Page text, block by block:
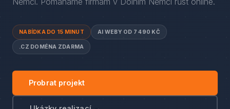
NABÍDKA DO 15 MINUT AI WEBY OD 7 490 KČ
.CZ DOMÉNA ZDARMA
Probrat projekt